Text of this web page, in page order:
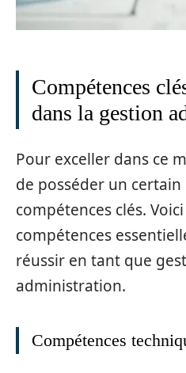
Compétences
dans la gestion
Pour exceller dans ce
de posséder un
compétences clés.
compétences
réussir en tant que
administration.
Compétences